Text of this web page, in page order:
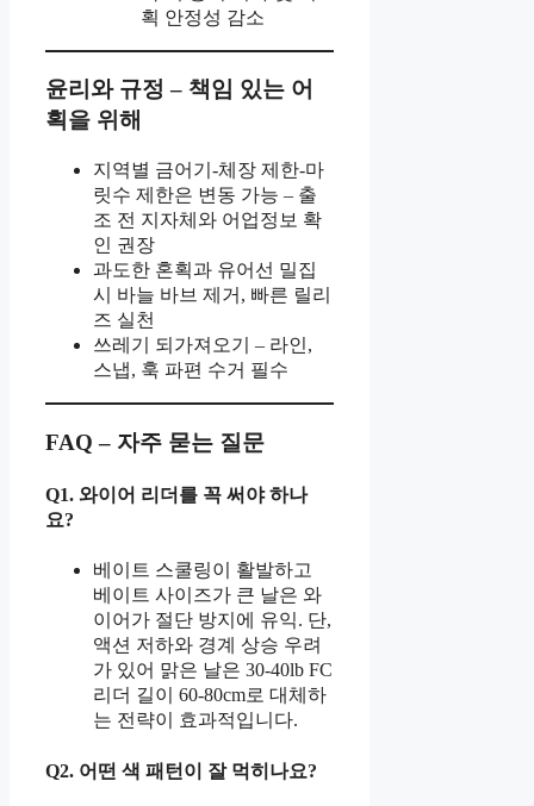
획 안정성 감소
윤리와 규정 – 책임 있는 어
획을 위해
지역별 금어기-체장 제한-마
릿수 제한은 변동 가능 – 출
조 전 지자체와 어업정보 확
인 권장
과도한 혼획과 유어선 밀집
시 바늘 바브 제거, 빠른 릴리
즈 실천
쓰레기 되가져오기 – 라인,
스냅, 훅 파편 수거 필수
FAQ – 자주 묻는 질문
Q1. 와이어 리더를 꼭 써야 하나
요?
베이트 스쿨링이 활발하고
베이트 사이즈가 큰 날은 와
이어가 절단 방지에 유익. 단,
액션 저하와 경계 상승 우려
가 있어 맑은 날은 30-40lb FC
리더 길이 60-80cm로 대체하
는 전략이 효과적입니다.
Q2. 어떤 색 패턴이 잘 먹히나요?